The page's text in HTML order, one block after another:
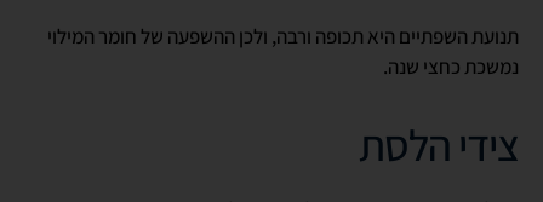
תנועת השפתיים היא תכופה ורבה, ולכן ההשפעה של חומר המילוי
נמשכת כחצי שנה.
צידי הלסת